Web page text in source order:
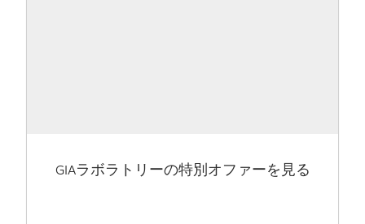
GIAラボラトリーの特別オファーを見る